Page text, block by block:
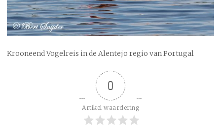
Krooneend Vogelreis in de Alentejo regio van Portugal
0
Artikel waardering